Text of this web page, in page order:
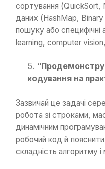
сортування
даних (HashMap,
пошуку або специфічні
learning, computer
кодування на
Зазвичай це задачі
робота зі строками,
динамічним
робочий код й пояснити
складність алгоритму і